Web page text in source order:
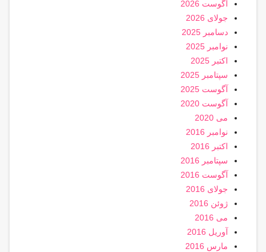
آگوست 2026
جولای 2026
دسامبر 2025
نوامبر 2025
اکتبر 2025
سپتامبر 2025
آگوست 2025
آگوست 2020
می 2020
نوامبر 2016
اکتبر 2016
سپتامبر 2016
آگوست 2016
جولای 2016
ژوئن 2016
می 2016
آوریل 2016
مارس 2016